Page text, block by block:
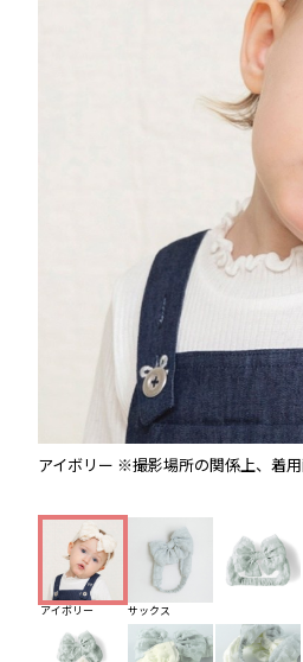
アイボリー ※撮影場所の関係上、着用
アイボリー サックス